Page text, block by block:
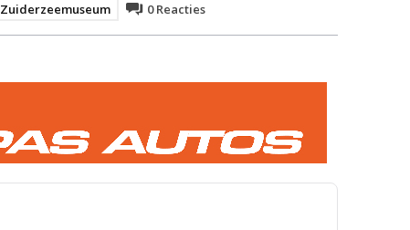
Zuiderzeemuseum 0Reacties